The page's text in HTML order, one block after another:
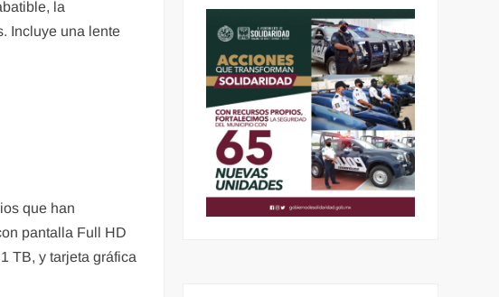
la
Incluye una lente
que han
pantalla Full HD
TB, y tarjeta gráfica